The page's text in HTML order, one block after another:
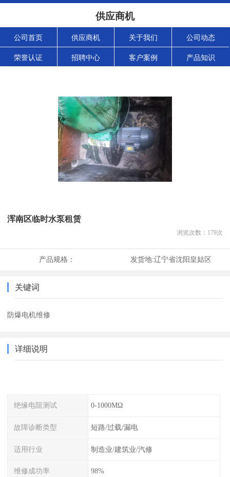
供应商机
公司首页 供应商机 关于我们 公司动态
荣誉认证 招聘中心 客户案例 产品知识
浑南区临时水泵租赁
浏览次数： 179次
产品规格： 发货地:辽宁省沈阳皇姑区
关键词
防爆电机维修
详细说明
绝缘电阻测试 0-1000MΩ
故障诊断类型 短路/过载/漏电
适用行业 制造业/建筑业/汽修
维修成功率 98%